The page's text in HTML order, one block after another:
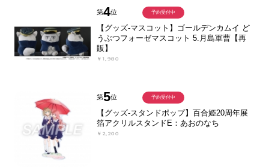
第4位
【グッズ-マスコット】ゴールデンカムイ ど
うぶつフォーゼマスコット 5.月島軍曹【再
販】
￥1,980
予約受付中
第5位
【グッズ-スタンドポップ】百合姫20周年展
箔アクリルスタンドE：あおのなち
￥2,200
予約受付中